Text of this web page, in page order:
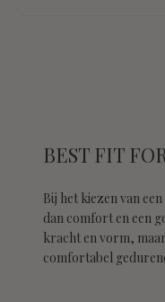
BEST FIT
Bij het kiezen van
dan comfort en een
kracht en vorm,
comfortabel